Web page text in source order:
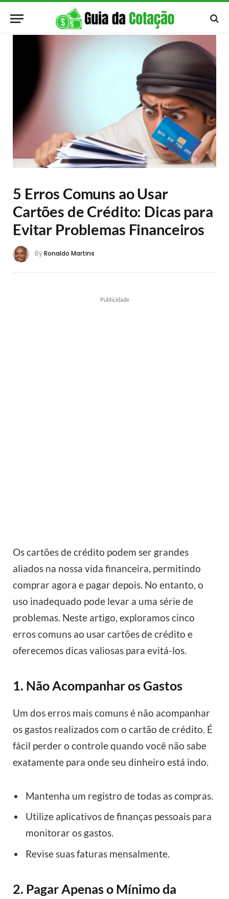
5 Erros Comuns ao Usar
Cartões de Crédito: Dicas para
Evitar Problemas Financeiros
ByRonaldo Martins
Publicidade
Os cartões de crédito podem ser grandes
aliados na nossa vida financeira, permitindo
comprar agora e pagar depois. No entanto, o
uso inadequado pode levar a uma série de
problemas. Neste artigo, exploramos cinco
erros comuns ao usar cartões de crédito e
oferecemos dicas valiosas para evitá-los.
1. Não Acompanhar os Gastos
Um dos erros mais comuns é não acompanhar
os gastos realizados com o cartão de crédito. É
fácil perder o controle quando você não sabe
exatamente para onde seu dinheiro está indo.
Mantenha um registro de todas as compras.
Utilize aplicativos de finanças pessoais para
monitorar os gastos.
Revise suas faturas mensalmente.
2. Pagar Apenas o Mínimo da